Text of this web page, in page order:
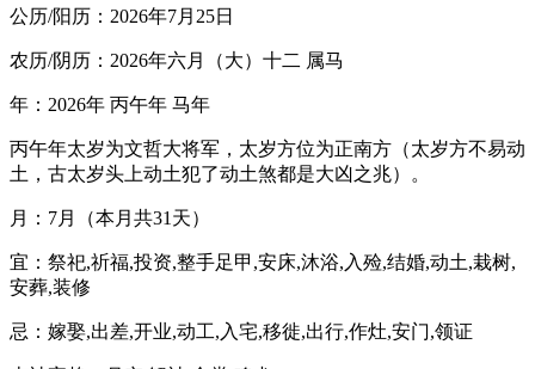
公历/阳历：2026年7月25日
农历/阴历：2026年六月（大）十二 属马
年：2026年 丙午年 马年
丙午年太岁为文哲大将军，太岁方位为正南方（太岁方不易动
土，古太岁头上动土犯了动土煞都是大凶之兆）。
月：7月（本月共31天）
宜：祭祀,祈福,投资,整手足甲,安床,沐浴,入殓,结婚,动土,栽树,
安葬,装修
忌：嫁娶,出差,开业,动工,入宅,移徙,出行,作灶,安门,领证